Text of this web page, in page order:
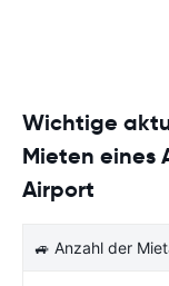
Wichtige
Mieten eines
Airport
🚙 Anzahl der